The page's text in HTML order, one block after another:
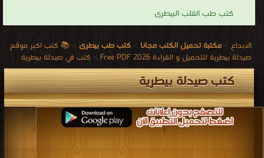
كتب طب القلب البيطرى
الابداع > مكتبة تحميل الكتب مجانا > كتب طب بيطرى > 📚 كتب اكبر موقع
صيدلة بيطرية للتحميل و القراءة 2026 Free PDF
> كتب في صيدلة بيطرية
كتب صيدلة بيطرية